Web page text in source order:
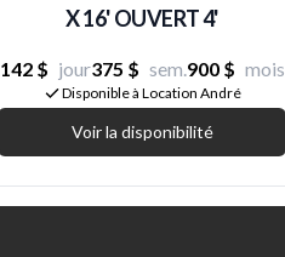
X 16' OUVERT 4'
142 $ jour375 $ sem.900 $ mois
Disponible à Location André
Voir la disponibilité